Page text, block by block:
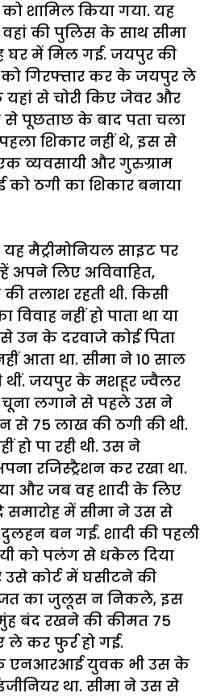
को शामिल किया गया. यह
की पुलिस के साथ सीमा
घर में मिल गई. जयपुर की
गिरफ्तार कर के जयपुर ले
से चोरी किए जेवर और
से पूछताछ के बाद पता चला
शिकार नहीं थे, इस से
व्यवसायी और गुरुग्राम
ठगी का शिकार बनाया
मैट्रीमोनियल साइट पर
अपने लिए अविवाहित,
की तलाश रहती थी. किसी
नहीं हो पाता था या
उन के दरवाजे कोई पिता
आता था. सीमा ने 10 साल
थीं. जयपुर के मशहूर ज्वैलर
लगाने से पहले उस ने
75 लाख की ठगी की थी.
हो पा रही थी. उस ने
रजिस्ट्रैशन कर रखा था.
और जब वह शादी के लिए
समारोह में सीमा ने उस से
बन गई. शादी की पहली
को पलंग से धकेल दिया
कोर्ट में घसीटने की
का जुलूस न निकले, इस
बंद रखने की कीमत 75
ले कर फुर्र हो गई.
एनआरआई युवक भी उस के
था. सीमा ने उस से